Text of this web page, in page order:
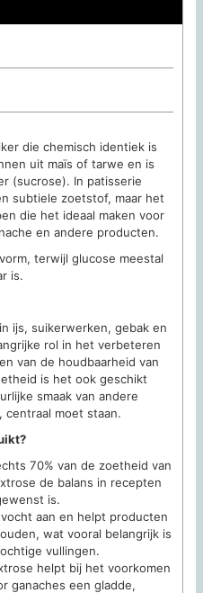
die chemisch identiek is
uit maïs of tarwe en is
(sucrose). In patisserie
subtiele zoetstof, maar het
die het ideaal maken voor
en andere producten.
terwijl glucose meestal
is.
ijs, suikerwerken, gebak en
rol in het verbeteren
van de houdbaarheid van
is het ook geschikt
smaak van andere
centraal moet staan.
70% van de zoetheid van
de balans in recepten
is.
aan en helpt producten
wat vooral belangrijk is
vullingen.
helpt bij het voorkomen
ganaches een gladde,